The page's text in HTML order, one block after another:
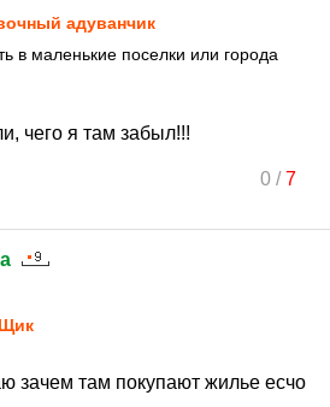
адуванчик
в маленькие поселки или города
чего я там забыл!!!
0/7
зачем там покупают жилье есчо